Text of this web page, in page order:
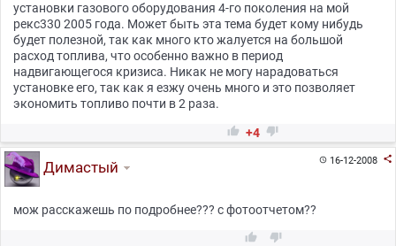
установки газового оборудования 4-го поколения на мой
рекс330 2005 года. Может быть эта тема будет кому нибудь
будет полезной, так как много кто жалуется на большой
расход топлива, что особенно важно в период
надвигающегося кризиса. Никак не могу нарадоваться
установке его, так как я езжу очень много и это позволяет
экономить топливо почти в 2 раза.
 +4 
16-12-2008 
Димастый
мож расскажешь по подробнее??? с фотоотчетом??
 